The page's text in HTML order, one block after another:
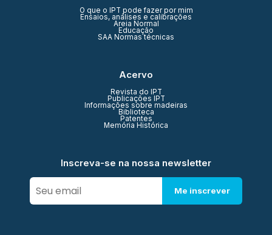
O que o IPT pode fazer por mim
Ensaios, análises e calibrações
Areia Normal
Educação
SAA Normas técnicas
Acervo
Revista do IPT
Publicações IPT
Informações sobre madeiras
Biblioteca
Patentes
Memória Histórica
Inscreva-se na nossa newsletter
Me inscrever